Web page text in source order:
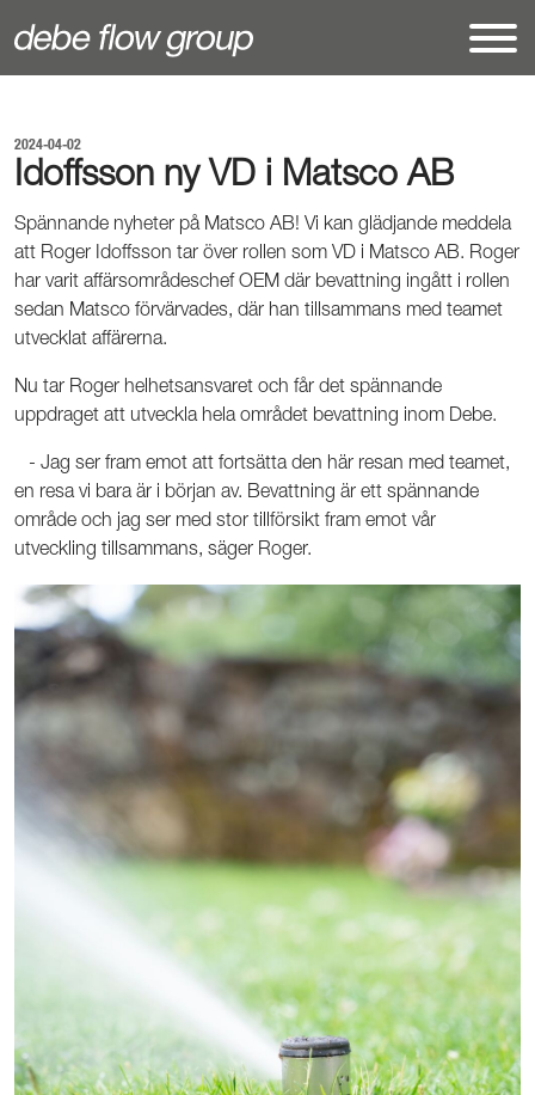
2024-04-02
Idoffsson ny VD i Matsco AB
Spännande nyheter på Matsco AB! Vi kan glädjande meddela
att Roger Idoffsson tar över rollen som VD i Matsco AB. Roger
har varit affärsområdeschef OEM där bevattning ingått i rollen
sedan Matsco förvärvades, där han tillsammans med teamet
utvecklat affärerna.
Nu tar Roger helhetsansvaret och får det spännande
uppdraget att utveckla hela området bevattning inom Debe.
- Jag ser fram emot att fortsätta den här resan med teamet,
en resa vi bara är i början av. Bevattning är ett spännande
område och jag ser med stor tillförsikt fram emot vår
utveckling tillsammans, säger Roger.